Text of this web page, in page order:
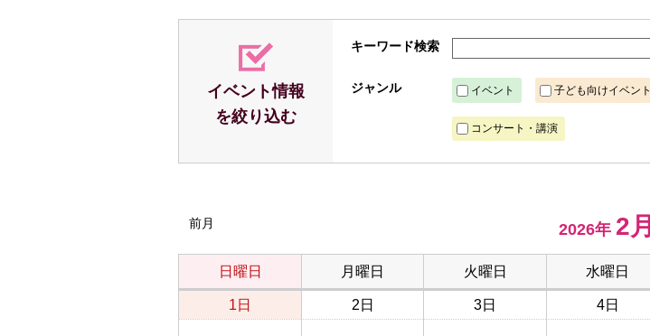
イベント情報
を絞り込む
キーワード検索
ジャンル イベント 子ども向けイベント
コンサート・講演
前月 2026年 2月
日曜日 月曜日 火曜日 水曜日
1日 2日 3日 4日